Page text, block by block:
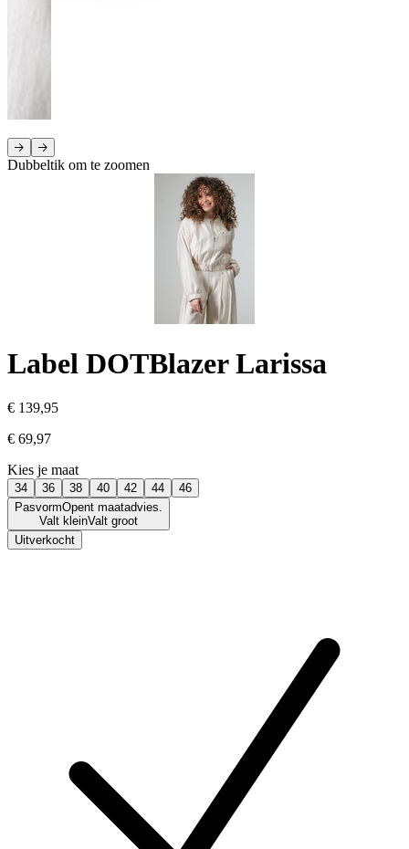
Dubbeltik om te zoomen
Label DOTBlazer Larissa
€ 139,95
€ 69,97
Kies je maat
34 36 38 40 42 44
46
PasvormOpent maatadvies.
Valt kleinValt groot
Uitverkocht